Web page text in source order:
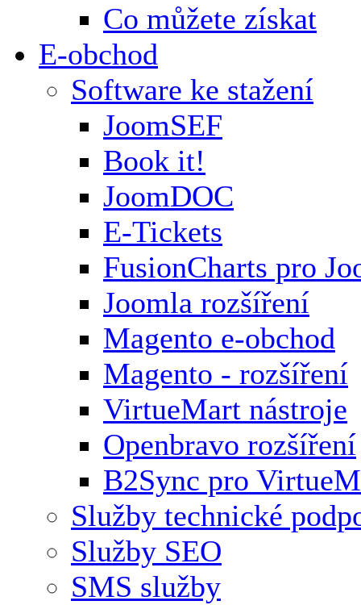
Co můžete získat
E-obchod
Software ke stažení
JoomSEF
Book it!
JoomDOC
E-Tickets
FusionCharts pro
Joomla rozšíření
Magento e-obchod
Magento - rozšíření
VirtueMart nástroje
Openbravo rozšíření
B2Sync pro
Služby technické
Služby SEO
SMS služby